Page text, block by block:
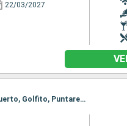
22/03/2027
Itinerario : Colón - Panama, San Blas, Crossing Panama canal, Fuerte amador, Playa Muerto, Golfito, Puntarenas